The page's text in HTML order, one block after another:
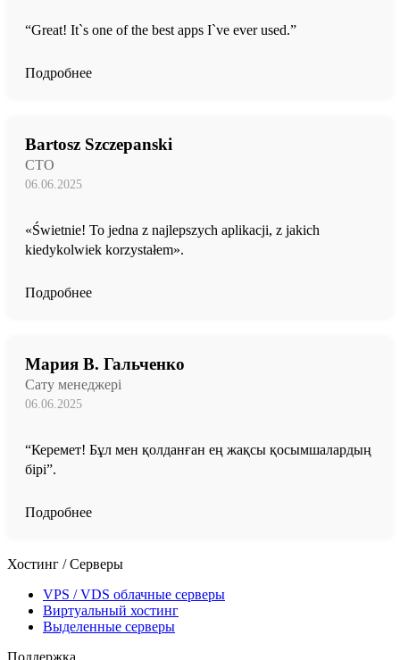
“Great! It`s one of the best apps I`ve ever used.”
Подробнее
Bartosz Szczepanski
CTO
06.06.2025
«Świetnie! To jedna z najlepszych aplikacji, z jakich
kiedykolwiek korzystałem».
Подробнее
Мария В. Гальченко
Сату менеджері
06.06.2025
“Керемет! Бұл мен қолданған ең жақсы қосымшалардың
бірі”.
Подробнее
Хостинг / Серверы
VPS / VDS облачные серверы
Виртуальный хостинг
Выделенные серверы